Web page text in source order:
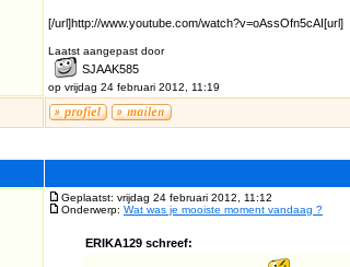
[/url]http://www.youtube.com/watch?v=oAssOfn5cAI[url]
Laatst aangepast door
SJAAK585
op vrijdag 24 februari 2012, 11:19
Geplaatst: vrijdag 24 februari 2012, 11:12
Onderwerp: Wat was je mooiste moment vandaag ?
ERIKA129 schreef: